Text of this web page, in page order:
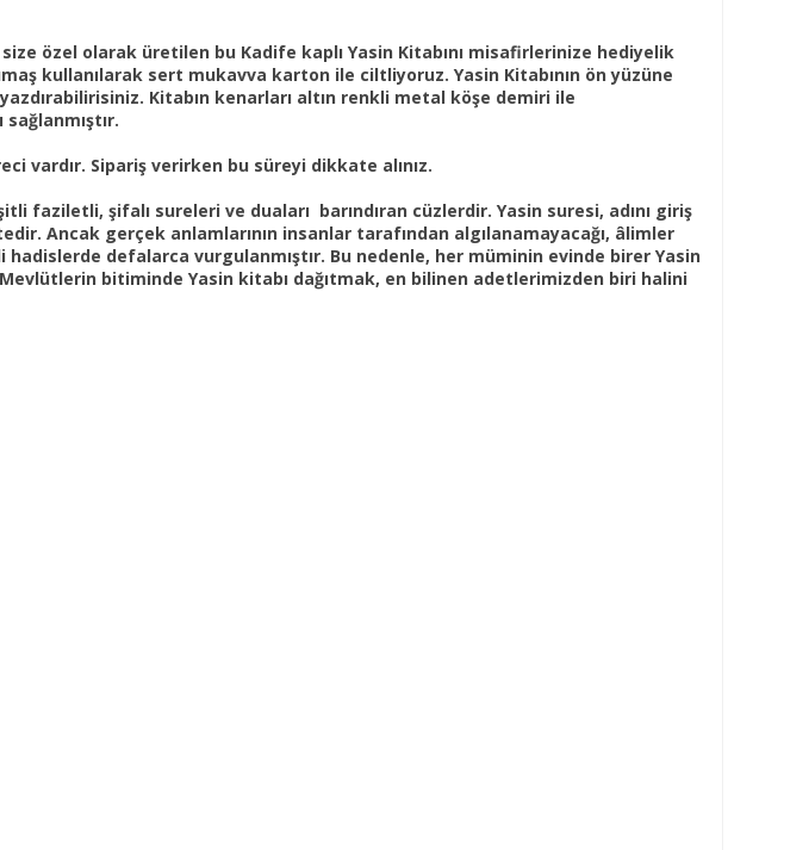
özel olarak üretilen bu Kadife kaplı Yasin Kitabını misafirlerinize hediyelik
kullanılarak sert mukavva karton ile ciltliyoruz. Yasin Kitabının ön yüzüne
Kitabın kenarları altın renkli metal köşe demiri ile
vardır. Sipariş verirken bu süreyi dikkate alınız.
faziletli, şifalı sureleri ve duaları barındıran cüzlerdir. Yasin suresi, adını giriş
Ancak gerçek anlamlarının insanlar tarafından algılanamayacağı, âlimler
defalarca vurgulanmıştır. Bu nedenle, her müminin evinde birer Yasin
bitiminde Yasin kitabı dağıtmak, en bilinen adetlerimizden biri halini